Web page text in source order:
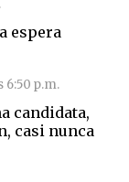
espera
6:50 p.m.
candidata,
casi nunca